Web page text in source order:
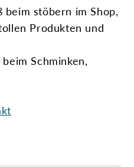
stöbern im Shop,
Produkten und
Schminken,